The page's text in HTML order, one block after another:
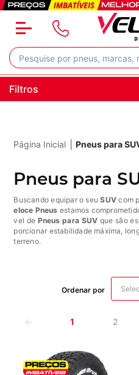
Página Inicial Pneus para
Filtros
Pneus para
Buscando equipar o seuSUV com
eloce Pneus estamos
vel de Pneus para SUV que são
porcionar estabilidade máxima,
terreno.
Ordenar por
1 2